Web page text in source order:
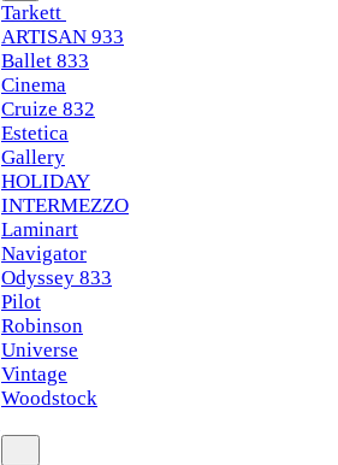
Tarkett
ARTISAN 933
Ballet 833
Cinema
Cruize 832
Estetica
Gallery
HOLIDAY
INTERMEZZO
Laminart
Navigator
Odyssey 833
Pilot
Robinson
Universe
Vintage
Woodstock